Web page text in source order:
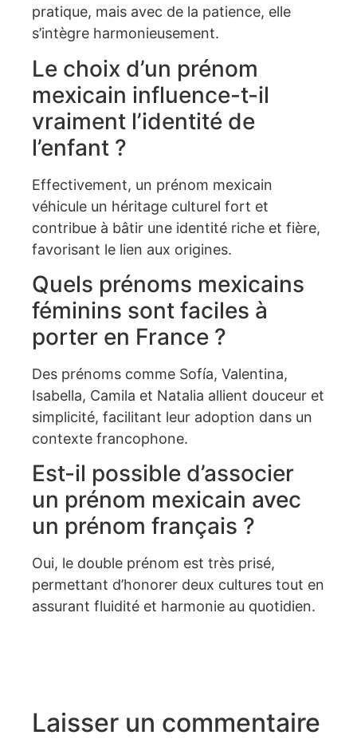
pratique, mais avec de la patience, elle
s’intègre harmonieusement.
Le choix d’un prénom
mexicain influence-t-il
vraiment l’identité de
l’enfant ?
Effectivement, un prénom mexicain
véhicule un héritage culturel fort et
contribue à bâtir une identité riche et fière,
favorisant le lien aux origines.
Quels prénoms mexicains
féminins sont faciles à
porter en France ?
Des prénoms comme Sofía, Valentina,
Isabella, Camila et Natalia allient douceur et
simplicité, facilitant leur adoption dans un
contexte francophone.
Est-il possible d’associer
un prénom mexicain avec
un prénom français ?
Oui, le double prénom est très prisé,
permettant d’honorer deux cultures tout en
assurant fluidité et harmonie au quotidien.
Laisser un commentaire